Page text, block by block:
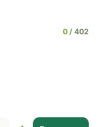
0
402